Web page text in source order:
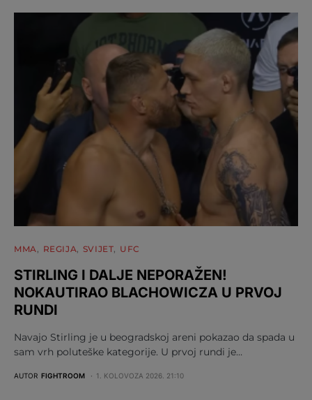
MMA REGIJA SVIJET UFC
STIRLING I DALJE NEPORAŽEN!
NOKAUTIRAO BLACHOWICZA U PRVOJ
RUNDI
Navajo Stirling je u beogradskoj areni pokazao da spada u
sam vrh poluteške kategorije. U prvoj rundi je…
AUTOR FIGHTROOM 1. KOLOVOZA 2026. 21:10